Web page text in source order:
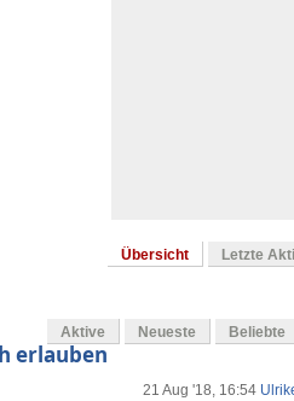
Übersicht Letzte
Aktive Neueste Beliebte
erlauben
21 Aug '18, 16:54